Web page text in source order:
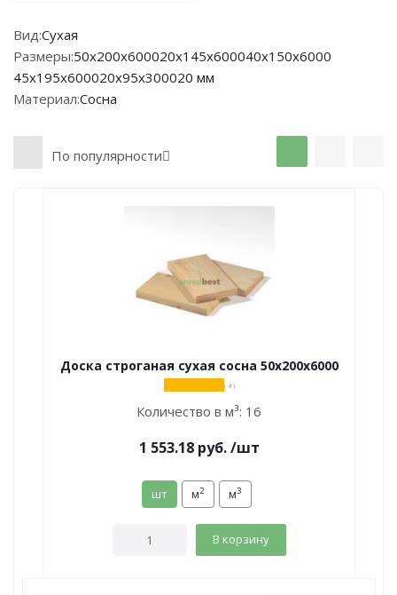
Вид:Сухая
Размеры:50х200х600020х145х600040х150х6000
45х195х600020х95х300020 мм
Материал:Сосна
По популярности
Доска строганая сухая сосна 50х200х6000
( 4 )
Количество в м³: 16
1 553.18руб. /шт
шт м2 м3
В корзину